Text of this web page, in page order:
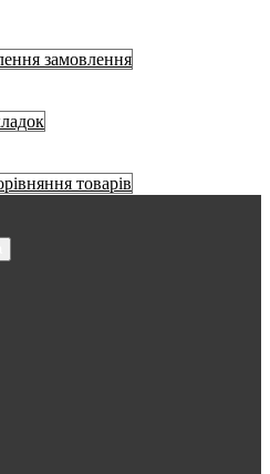
замовлення
товарів